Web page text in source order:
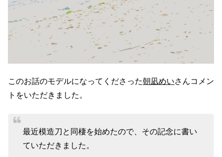
このお話のモデルになってくださった朝凪めいさんコメン
トをいただきました。
最近模造刀と同棲を始めたので、その記念に書い
ていただきました。